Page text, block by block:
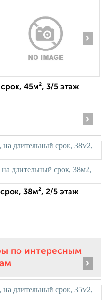
›
45м², 3/5 этаж
›
38м², 2/5 этаж
по интересным
›